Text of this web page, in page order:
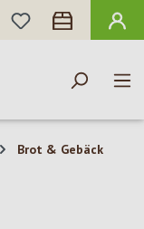
DU HAST 0
Brot & Gebäck